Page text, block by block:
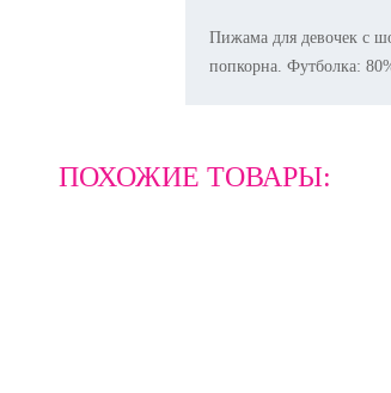
Пижама для девочек с
попкорна. Футболка:
ПОХОЖИЕ ТОВАРЫ: